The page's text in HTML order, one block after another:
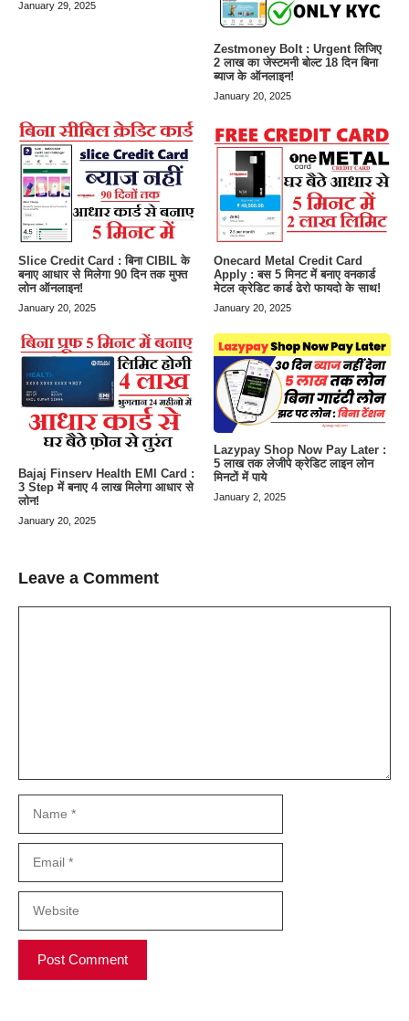
January 29, 2025
Zestmoney Bolt : Urgent लिजिए
2 लाख का जेस्टमनी बोल्ट 18 दिन बिना
ब्याज के ऑनलाइन!
January 20, 2025
Slice Credit Card : बिना CIBIL के
बनाए आधार से मिलेगा 90 दिन तक मुफ्त
लोन ऑनलाइन!
January 20, 2025
Onecard Metal Credit Card
Apply : बस 5 मिनट में बनाए वनकार्ड
मेटल क्रेडिट कार्ड ढेरो फायदो के साथ!
January 20, 2025
Bajaj Finserv Health EMI Card :
3 Step में बनाए 4 लाख मिलेगा आधार से
लोन!
January 20, 2025
Lazypay Shop Now Pay Later :
5 लाख तक लेजीपे क्रेडिट लाइन लोन
मिनटों में पाये
January 2, 2025
Leave a Comment